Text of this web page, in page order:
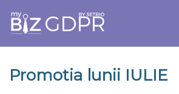
Promotia lunii IULIE